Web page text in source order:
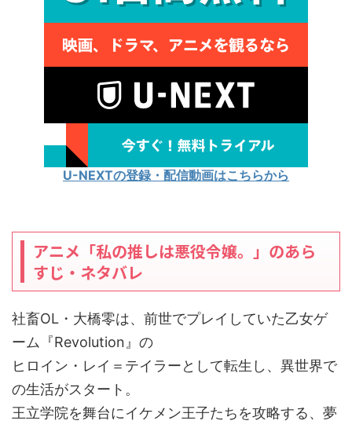
U-NEXTの登録・配信動画はこちらから
アニメ「私の推しは悪役令嬢。」のあら
すじ・ネタバレ
社畜OL・大橋零は、前世でプレイしていた乙女ゲ
ーム『Revolution』の
ヒロイン・レイ＝テイラーとして転生し、異世界で
の生活がスタート。
王立学院を舞台にイケメン王子たちを攻略する、夢